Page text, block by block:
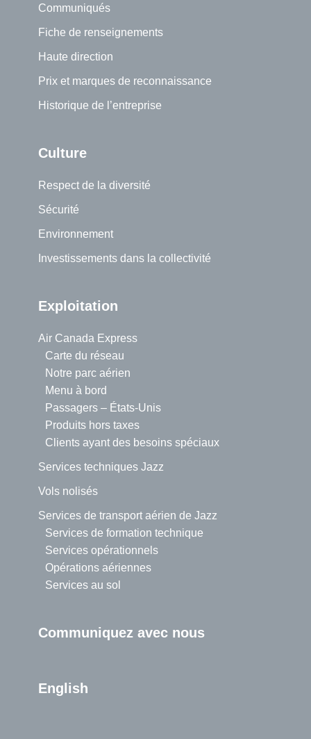
Communiqués
Fiche de renseignements
Haute direction
Prix et marques de reconnaissance
Historique de l’entreprise
Culture
Respect de la diversité
Sécurité
Environnement
Investissements dans la collectivité
Exploitation
Air Canada Express
Carte du réseau
Notre parc aérien
Menu à bord
Passagers – États-Unis
Produits hors taxes
Clients ayant des besoins spéciaux
Services techniques Jazz
Vols nolisés
Services de transport aérien de Jazz
Services de formation technique
Services opérationnels
Opérations aériennes
Services au sol
Communiquez avec nous
English